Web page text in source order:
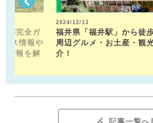
が完全ガ
ス情報や
情報を解
2024/12/13
福井県「福井駅」から徒
周辺グルメ・お土産・観
介！